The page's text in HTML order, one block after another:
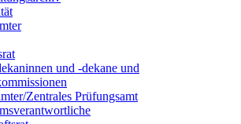
und -dekane und
Zentrales Prüfungsamt